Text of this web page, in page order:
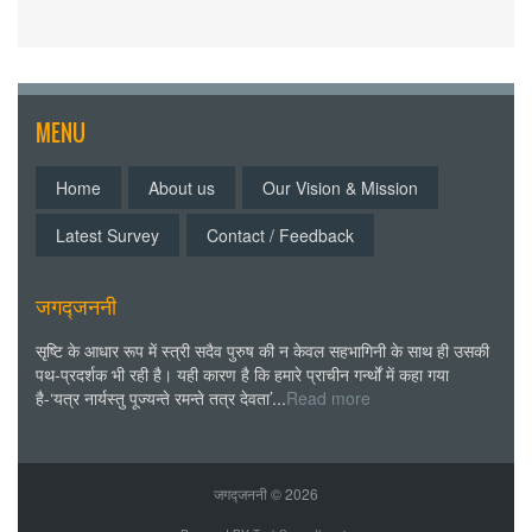
MENU
Home About us
Our Vision & Mission
Latest Survey
Contact / Feedback
जगद्जननी
सृष्टि के आधार रूप में स्त्री सदैव पुरुष की न केवल सहभागिनी के साथ ही उसकी
पथ-प्रदर्शक भी रही है। यही कारण है कि हमारे प्राचीन गर्न्थों में कहा गया
है-‘यत्र नार्यस्तु पूज्यन्ते रमन्ते तत्र देवता’...Read more
जगद्जननी ©2026